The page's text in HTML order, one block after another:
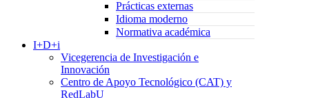
Prácticas externas
Idioma moderno
Normativa académica
I+D+i
Vicegerencia de Investigación e
Innovación
Centro de Apoyo Tecnológico (CAT) y
RedLabU